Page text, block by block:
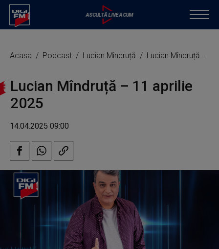
Acasa Podcast Lucian Mîndruță Lucian Mîndruță – 11 aprilie 2025
Lucian Mîndruță – 11 aprilie
2025
14.04.2025 09:00